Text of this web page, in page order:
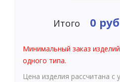
Итого 0 руб
Минимальный заказ
одного типа.
Цена изделия рассчитана с